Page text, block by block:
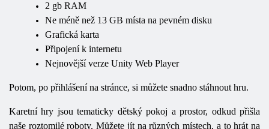
2 gb RAM
Ne méně než 13 GB místa na pevném disku
Grafická karta
Připojení k internetu
Nejnovější verze Unity Web Player
Potom, po přihlášení na stránce, si můžete snadno stáhnout hru.
Karetní hry jsou tematicky dětský pokoj a prostor, odkud přišla
naše roztomilé roboty. Můžete jít na různých místech, a to hrát na